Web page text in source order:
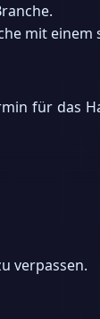
mit einem
für das
verpassen.